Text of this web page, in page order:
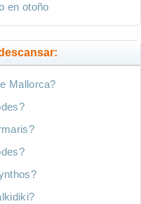
en otoño
Mallorca?